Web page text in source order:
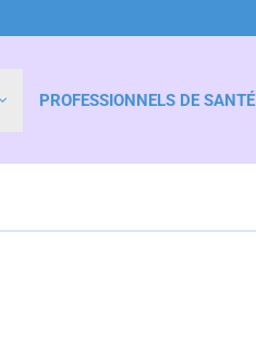
PROFESSIONNELS DE SANTÉ